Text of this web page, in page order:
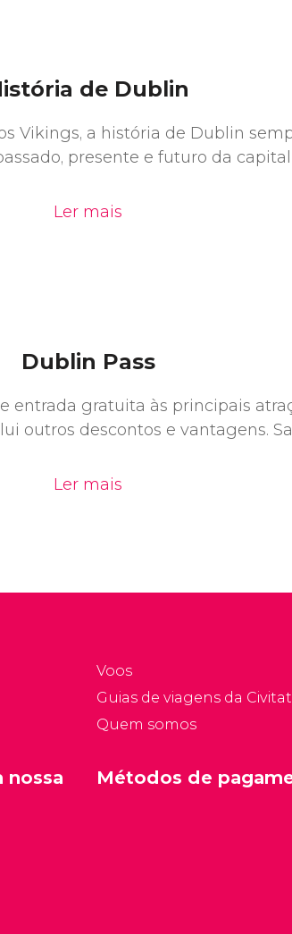
de Dublin
Vikings, a história de Dublin
presente e futuro da
Ler mais
Dublin Pass
entrada gratuita às principais
outros descontos e vantagens.
Ler mais
Voos
Guias de viagens da
Quem somos
nossa
Métodos de